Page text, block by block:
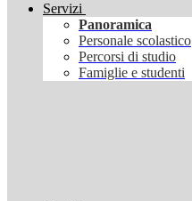
Servizi
Panoramica
Personale scolastico
Percorsi di studio
Famiglie e studenti